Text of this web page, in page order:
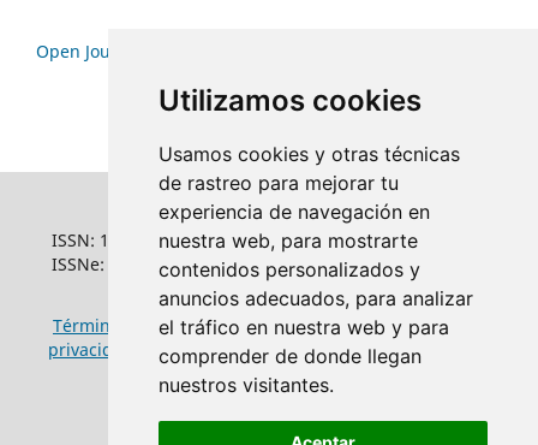
Utilizamos cookies
Usamos cookies y otras técnicas
de rastreo para mejorar tu
experiencia de navegación en
nuestra web, para mostrarte
contenidos personalizados y
anuncios adecuados, para analizar
el tráfico en nuestra web y para
comprender de donde llegan
nuestros visitantes.
Open Journal Systems
ISSN: 1022-6508
ISSNe: 1681-5653
Términos y condiciones de uso|Política de
privacidad
Política de cookies